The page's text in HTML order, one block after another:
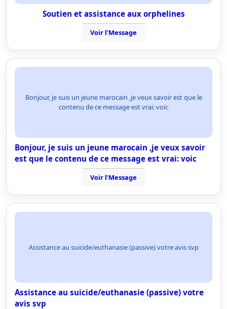
Soutien et assistance aux orphelines
Voir l'Message
Bonjour, je suis un jeune marocain ,je veux savoir est que le
contenu de ce message est vrai: voic
Bonjour, je suis un jeune marocain ,je veux savoir
est que le contenu de ce message est vrai: voic
Voir l'Message
Assistance au suicide/euthanasie (passive) votre avis svp
Assistance au suicide/euthanasie (passive) votre
avis svp